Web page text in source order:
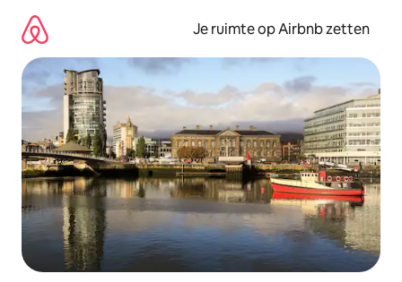
direct
naar
inhoud
Je ruimte op Airbnb zetten